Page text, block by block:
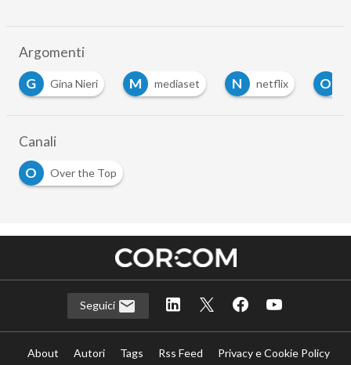
Argomenti
M
mediaset N netflix O Oettinger O
Canali
O
Over the Top
Seguici
About Autori Tags Rss Feed
Privacy e Cookie Policy